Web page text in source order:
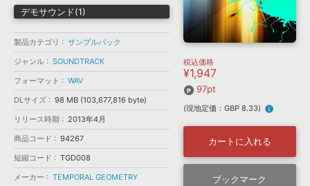
サンプルパック »
ソフトウェア／ツール »
DAW »
効果音 »
特集 »
ニュースレター »
SONICWIREブログ »
製品サポート情報 »
DTMガイド »
FAQ »
お問い合わせ »
音楽カード
楽曲配信流通 サービス
無償のサウンド管理ソフト
ELECTRONICA
MUTANT
ROUTER.FM
SONOCA
ソフト音源 プラグイン・エフェクト
ソフトウェア／ツール DAW 効果音
メーカー
フォーマット
ランキング
デモサウンド(1)
製品カテゴリ
サンプルパック
ジャンル
SOUNDTRACK
フォーマット
WAV
DLサイズ
98 MB (103,677,816 byte)
リリース時期
2013年4月
商品コード
94267
短縮コード
TGD008
メーカー
TEMPORAL GEOMETRY
税込価格
¥1,947
97pt
(現地定価：GBP 8.33) info
カートに入れる
ブックマーク